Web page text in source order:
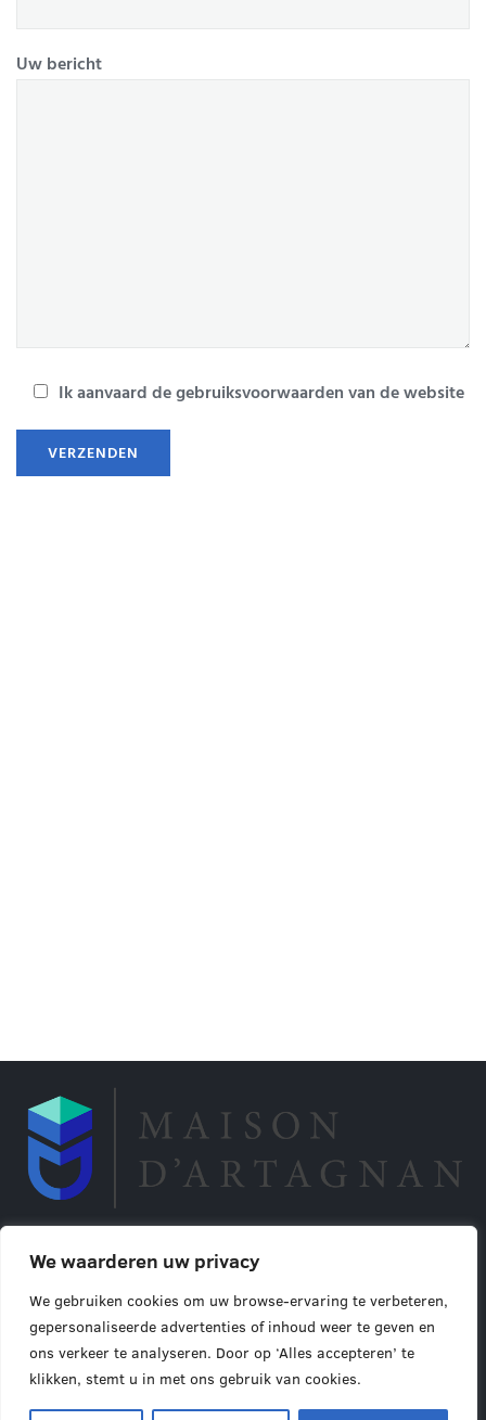
We waarderen uw privacy
We gebruiken cookies om uw browse-ervaring te verbeteren,
gepersonaliseerde advertenties of inhoud weer te geven en
ons verkeer te analyseren. Door op ‘Alles accepteren’ te
klikken, stemt u in met ons gebruik van cookies.
Uw bericht
Ik aanvaard de gebruiksvoorwaarden van de website
0496 55 53 71
info@maisondartagnan.be
ON: BTW BE 0628.907.022
Privacy policy| Powered by Expertmedia